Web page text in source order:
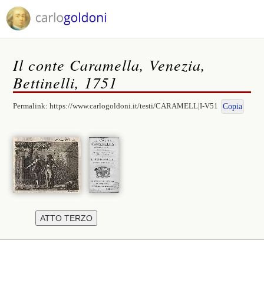
Il conte Caramella, Venezia,
Bettinelli, 1751
Permalink:https://www.carlogoldoni.it/testi/CARAMELL|I-V51 Copia